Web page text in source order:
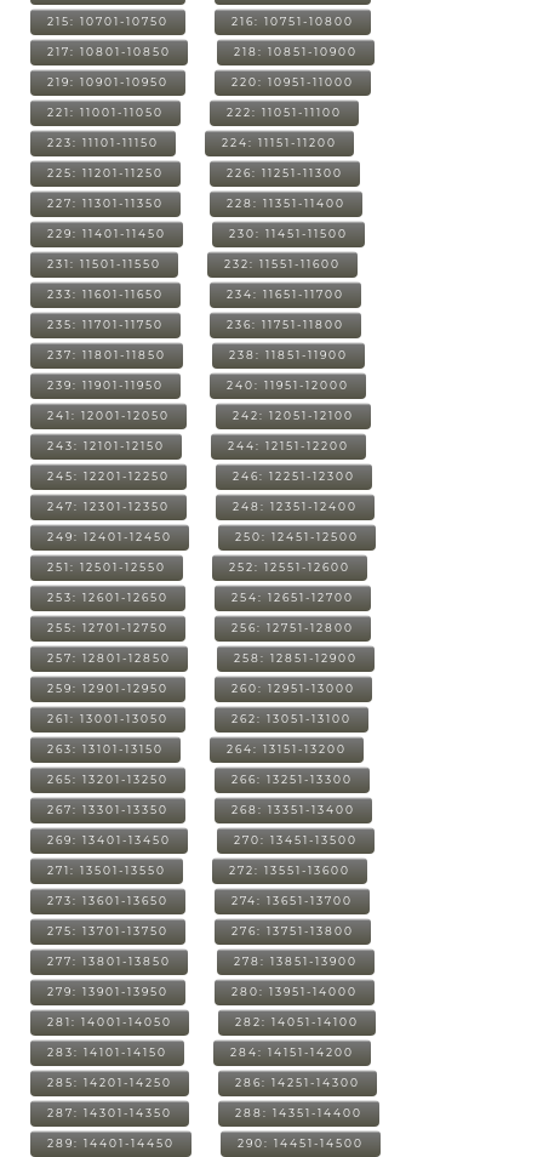
215: 10701-10750 216: 10751-10800
217: 10801-10850 218: 10851-10900
219: 10901-10950 220: 10951-11000
221: 11001-11050 222: 11051-11100
223: 11101-11150 224: 11151-11200
225: 11201-11250 226: 11251-11300
227: 11301-11350 228: 11351-11400
229: 11401-11450 230: 11451-11500
231: 11501-11550 232: 11551-11600
233: 11601-11650 234: 11651-11700
235: 11701-11750 236: 11751-11800
237: 11801-11850 238: 11851-11900
239: 11901-11950 240: 11951-12000
241: 12001-12050 242: 12051-12100
243: 12101-12150 244: 12151-12200
245: 12201-12250 246: 12251-12300
247: 12301-12350 248: 12351-12400
249: 12401-12450 250: 12451-12500
251: 12501-12550 252: 12551-12600
253: 12601-12650 254: 12651-12700
255: 12701-12750 256: 12751-12800
257: 12801-12850 258: 12851-12900
259: 12901-12950 260: 12951-13000
261: 13001-13050 262: 13051-13100
263: 13101-13150 264: 13151-13200
265: 13201-13250 266: 13251-13300
267: 13301-13350 268: 13351-13400
269: 13401-13450 270: 13451-13500
271: 13501-13550 272: 13551-13600
273: 13601-13650 274: 13651-13700
275: 13701-13750 276: 13751-13800
277: 13801-13850 278: 13851-13900
279: 13901-13950 280: 13951-14000
281: 14001-14050 282: 14051-14100
283: 14101-14150 284: 14151-14200
285: 14201-14250 286: 14251-14300
287: 14301-14350 288: 14351-14400
289: 14401-14450 290: 14451-14500